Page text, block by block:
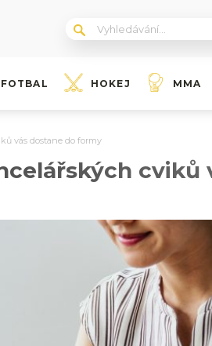
FOTBAL HOKEJ MMA
vás dostane do formy
cviků